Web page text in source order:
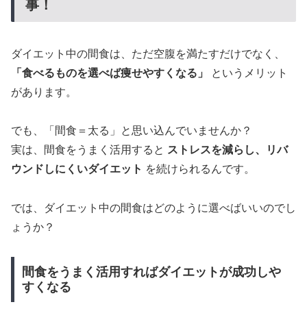
事！
ダイエット中の間食は、ただ空腹を満たすだけでなく、
「食べるものを選べば痩せやすくなる」
というメリット
があります。
でも、「間食＝太る」と思い込んでいませんか？
実は、間食をうまく活用すると ストレスを減らし、リバ
ウンドしにくいダイエット を続けられるんです。
では、ダイエット中の間食はどのように選べばいいのでし
ょうか？
間食をうまく活用すればダイエットが成功しや
すくなる